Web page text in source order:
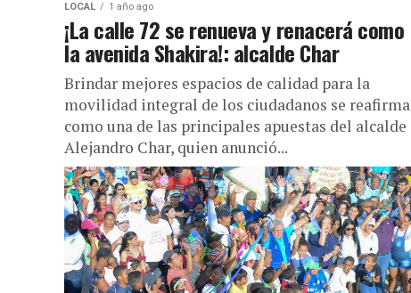
LOCAL 1 año ago
¡La calle 72 se renueva y renacerá como
la avenida Shakira!: alcalde Char
Brindar mejores espacios de calidad para la
movilidad integral de los ciudadanos se reafirma
como una de las principales apuestas del alcalde
Alejandro Char, quien anunció...